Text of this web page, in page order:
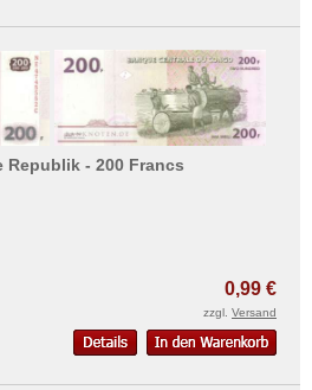
Republik - 200 Francs
0,99 €
zzgl. Versand